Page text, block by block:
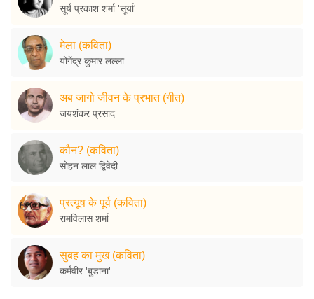
सूर्य प्रकाश शर्मा 'सूर्या'
मेला (कविता)
योगेंद्र कुमार लल्ला
अब जागो जीवन के प्रभात (गीत)
जयशंकर प्रसाद
कौन? (कविता)
सोहन लाल द्विवेदी
प्रत्यूष के पूर्व (कविता)
रामविलास शर्मा
सुबह का मुख (कविता)
कर्मवीर 'बुडाना'